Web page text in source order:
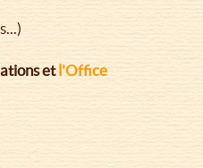
etl'Office